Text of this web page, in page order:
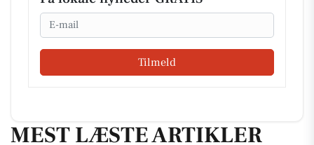
Email
Tilmeld
MEST LÆSTE ARTIKLER